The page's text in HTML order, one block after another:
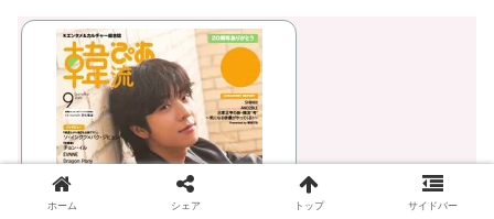
ホーム シェア トップ サイドバー